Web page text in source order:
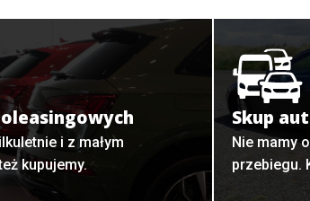
i z małym
kupujemy.
Skup
Nie mamy
przebiegu.